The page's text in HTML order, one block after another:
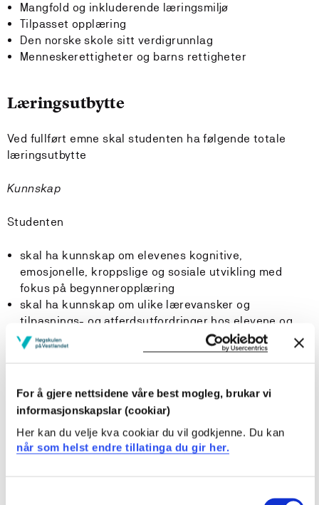
For å gjere nettsidene våre best mogleg, brukar vi
informasjonskapslar (cookiar)
Her kan du velje kva cookiar du vil godkjenne. Du kan
når som helst endre tillatinga du gir her.
Mangfold og inkluderende læringsmiljø
Tilpasset opplæring
Den norske skole sitt verdigrunnlag
Menneskerettigheter og barns rettigheter
Læringsutbytte
Ved fullført emne skal studenten ha følgende totale
læringsutbytte
Kunnskap
Studenten
skal ha kunnskap om elevenes kognitive,
emosjonelle, kroppslige og sosiale utvikling med
fokus på begynneropplæring
skal ha kunnskap om ulike lærevansker og
tilpasnings- og atferdsutfordringer hos elevene og
hvordan disse kommer til uttrykk i opplæringen
skal ha kunnskap om barn i sorg og krise, overgrep
skal ha kunnskap om sentrale prinsipper som
fremmer inkluderende opplæring og tilpasset
opplæring
skal ha kunnskap om norsk skole og samfunn i lys av
kristen tradisjon, sekularisering, pluralisme og